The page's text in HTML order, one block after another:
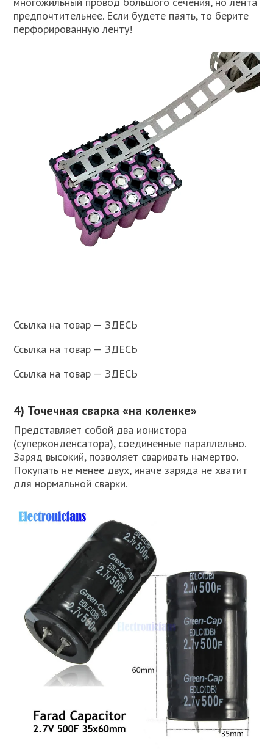
предпочтительнее. Если будете паять, то берите
перфорированную ленту!
Ссылка на товар — ЗДЕСЬ
Ссылка на товар — ЗДЕСЬ
Ссылка на товар — ЗДЕСЬ
4) Точечная сварка «на коленке»
Представляет собой два ионистора
(суперконденсатора), соединенные параллельно.
Заряд высокий, позволяет сваривать намертво.
Покупать не менее двух, иначе заряда не хватит
для нормальной сварки.